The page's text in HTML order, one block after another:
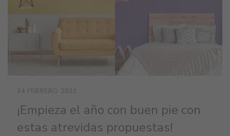
¡Empieza el año con buen pie con
estas atrevidas propuestas!
24 FEBRERO 2022